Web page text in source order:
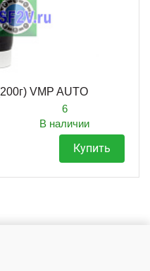
VMP AUTO
6
В наличии
Купить